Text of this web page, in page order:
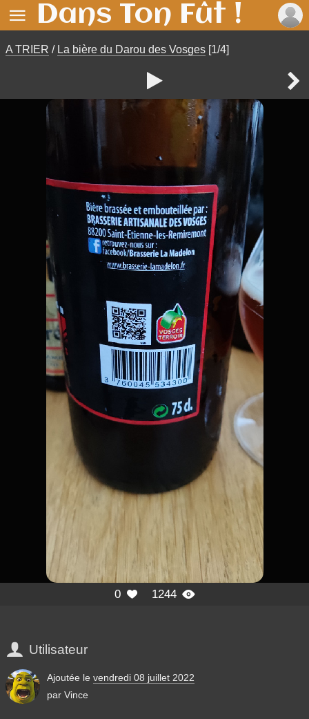
 Dans Ton Fût !
A TRIER / La bière du Darou des Vosges [1/4]
 
0  1244 
 Utilisateur
Ajoutée le vendredi 08 juillet 2022
par Vince